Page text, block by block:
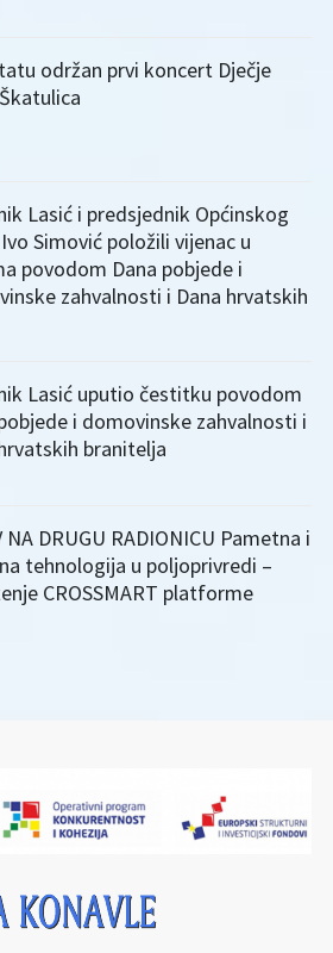
održan prvi koncert Dječje
Lasić i predsjednik Općinskog
Simović položili vijenac u
povodom Dana pobjede i
zahvalnosti i Dana hrvatskih
Lasić uputio čestitku povodom
i domovinske zahvalnosti i
branitelja
NA DRUGU RADIONICU Pametna i
tehnologija u poljoprivredi –
CROSSMART platforme